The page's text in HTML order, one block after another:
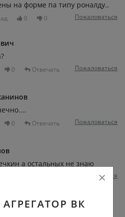
на форме па типу роналду..
0 0 Пожаловаться
0 Отвечать Пожаловаться
0 Отвечать Пожаловаться
а остальных не знаю
Пожаловаться
АГРЕГАТОР ВК